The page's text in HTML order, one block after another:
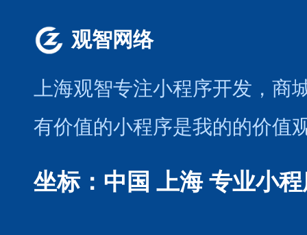
观智网络
上海观智专注小程序开发 ，商
有价值的小程序是我的的价值
坐标：中国 上海 专业小